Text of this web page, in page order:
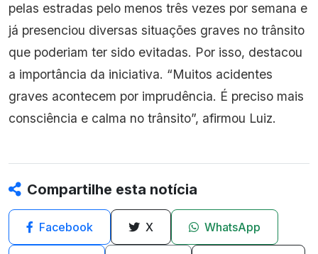
pelas estradas pelo menos três vezes por semana e
já presenciou diversas situações graves no trânsito
que poderiam ter sido evitadas. Por isso, destacou
a importância da iniciativa. “Muitos acidentes
graves acontecem por imprudência. É preciso mais
consciência e calma no trânsito”, afirmou Luiz.
Compartilhe esta notícia
Facebook X WhatsApp